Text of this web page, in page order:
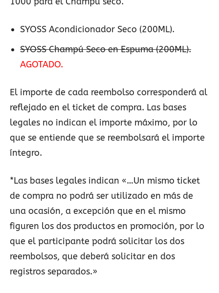
SYOSS Acondicionador Seco (200ML).
SYOSS Champú Seco en Espuma (200ML).
AGOTADO.
El importe de cada reembolso corresponderá al
reflejado en el ticket de compra. Las bases
legales no indican el importe máximo, por lo
que se entiende que se reembolsará el importe
íntegro.
*Las bases legales indican «…Un mismo ticket
de compra no podrá ser utilizado en más de
una ocasión, a excepción que en el mismo
figuren los dos productos en promoción, por lo
que el participante podrá solicitar los dos
reembolsos, que deberá solicitar en dos
registros separados.»